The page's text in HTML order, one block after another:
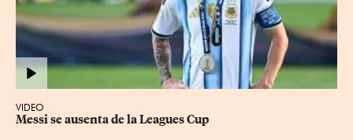
VIDEO
Messi se ausenta de la Leagues Cup